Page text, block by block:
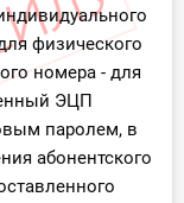
физического
номера - для
ЭЦП
паролем, в
абонентского